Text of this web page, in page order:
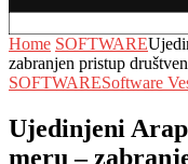
Home SOFTWARE
zabranjen pristup
SOFTWARESoftware
Ujedinjeni
meru –